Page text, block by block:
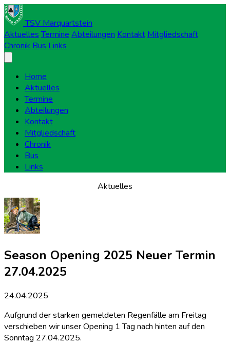
TSV Marquartstein
Aktuelles Termine Abteilungen Kontakt Mitgliedschaft
Chronik Bus Links
Home
Aktuelles
Termine
Abteilungen
Kontakt
Mitgliedschaft
Chronik
Bus
Links
Aktuelles
Season Opening 2025 Neuer Termin
27.04.2025
24.04.2025
Aufgrund der starken gemeldeten Regenfälle am Freitag
verschieben wir unser Opening 1 Tag nach hinten auf den
Sonntag 27.04.2025.